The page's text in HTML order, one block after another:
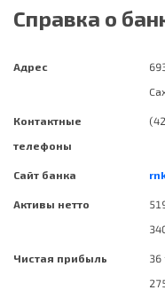
Справка о
Адрес
Контактные
телефоны
Сайт банка
Активы нетто
Чистая прибыль
36